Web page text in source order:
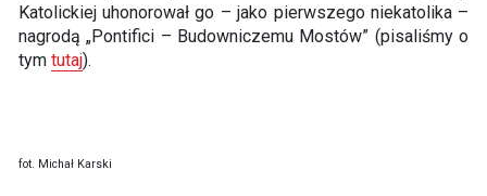
Katolickiej uhonorował go – jako pierwszego niekatolika –
nagrodą „Pontifici – Budowniczemu Mostów” (pisaliśmy o
tym tutaj).
fot. Michał Karski